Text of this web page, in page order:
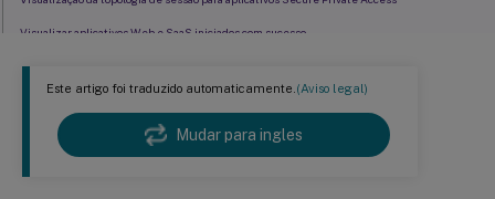
Este artigo foi traduzido automaticamente.(Aviso legal)
Mudar para ingles
Visualizar aplicativos Web e SaaS iniciados com sucesso
Visualizar detalhes sobre os aplicativos com acesso negado